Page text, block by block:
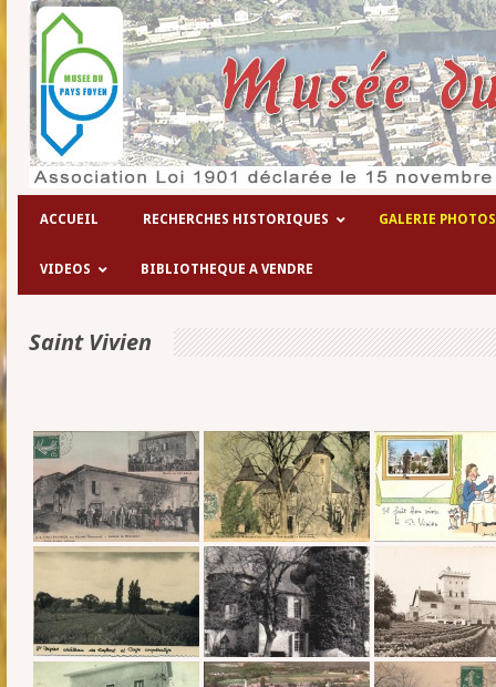
Les hôpitaux temporaires de la 1°
ACCUEIL RECHERCHES HISTORIQUES GALERIE PHOTOS
VIDEOS BIBLIOTHEQUE A VENDRE
Saint Vivien